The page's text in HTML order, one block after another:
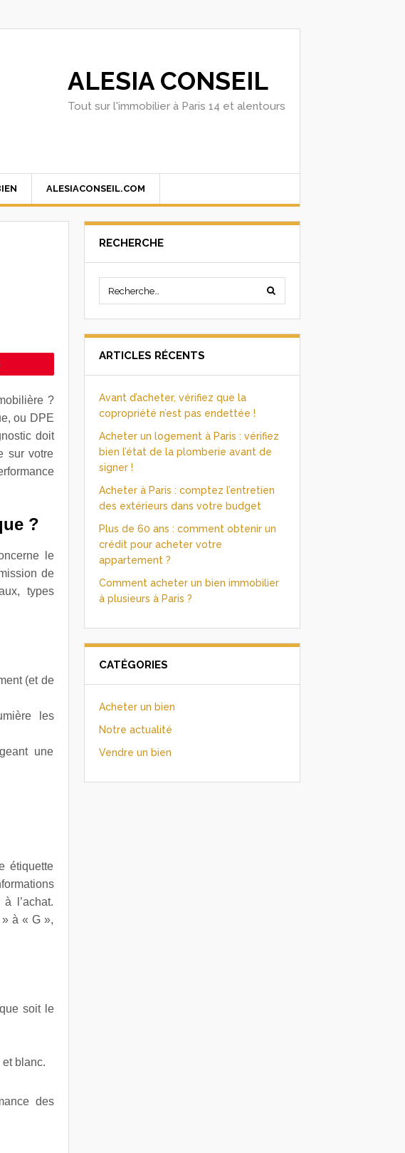
ALESIA CONSEIL
Tout sur l'immobilier à Paris 14 et alentours
ALESIACONSEIL.COM
?
ou DPE
doit
sur votre
?
le
de
types
(et de
les
une
étiquette
l’achat.
à « G »,
soit le
et blanc.
des
RECHERCHE
ARTICLES RÉCENTS
Avant d’acheter, vérifiez que la
copropriété n’est pas endettée !
Acheter un logement à Paris : vérifiez
bien l’état de la plomberie avant de
signer !
Acheter à Paris : comptez l’entretien
des extérieurs dans votre budget
Plus de 60 ans : comment obtenir un
crédit pour acheter votre
appartement ?
Comment acheter un bien immobilier
à plusieurs à Paris ?
CATÉGORIES
Acheter un bien
Notre actualité
Vendre un bien